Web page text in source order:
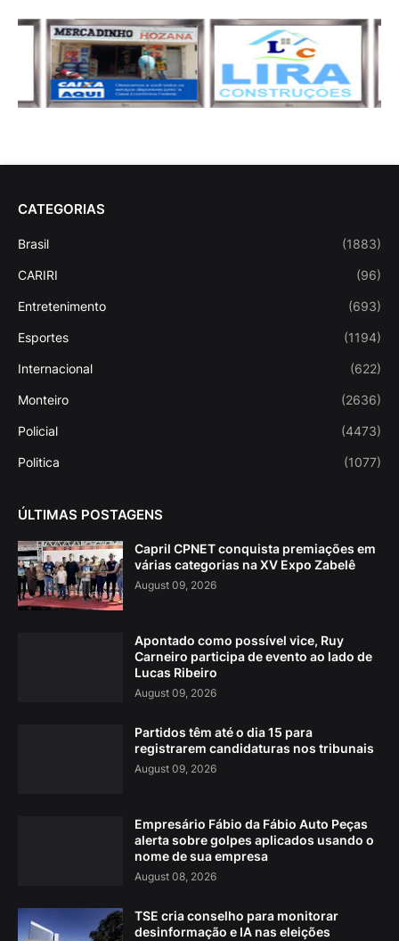
CATEGORIAS
Brasil (1883)
CARIRI (96)
Entretenimento (693)
Esportes (1194)
Internacional (622)
Monteiro (2636)
Policial (4473)
Politica (1077)
ÚLTIMAS POSTAGENS
Capril CPNET conquista premiações em
várias categorias na XV Expo Zabelê
August 09, 2026
Apontado como possível vice, Ruy
Carneiro participa de evento ao lado de
Lucas Ribeiro
August 09, 2026
Partidos têm até o dia 15 para
registrarem candidaturas nos tribunais
August 09, 2026
Empresário Fábio da Fábio Auto Peças
alerta sobre golpes aplicados usando o
nome de sua empresa
August 08, 2026
TSE cria conselho para monitorar
desinformação e IA nas eleições